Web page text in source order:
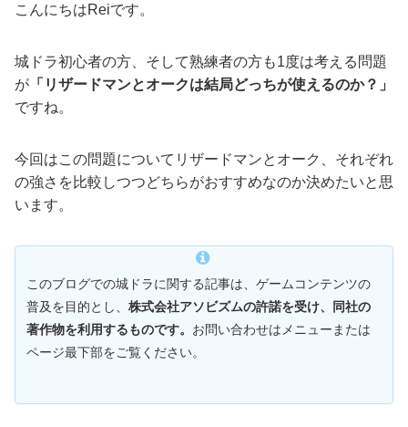
こんにちはReiです。
城ドラ初心者の方、そして熟練者の方も1度は考える問題
が 「リザードマンとオークは結局どっちが使えるのか？」
ですね。
今回はこの問題についてリザードマンとオーク、それぞれ
の強さを比較しつつどちらがおすすめなのか決めたいと思
います。
このブログでの城ドラに関する記事は、ゲームコンテンツの
普及を目的とし、 株式会社アソビズムの許諾を受け、同社の
著作物を利用するものです。 お問い合わせはメニューまたは
ページ最下部をご覧ください。